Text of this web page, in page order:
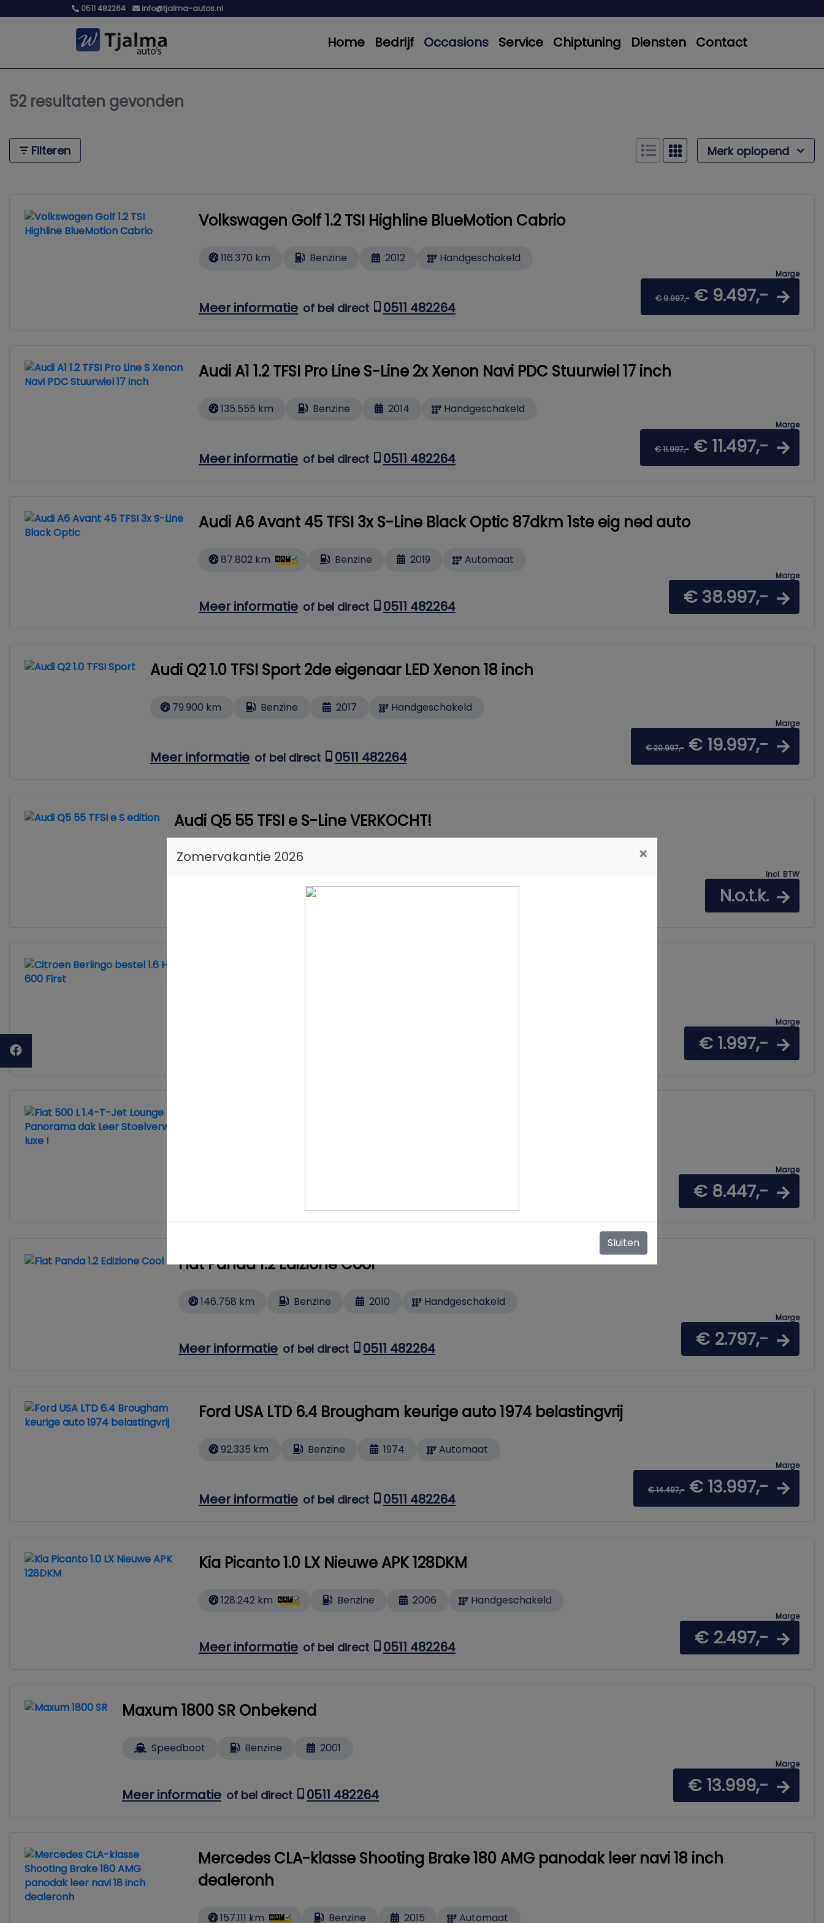
0511 482264 info@tjalma-autos.nl
Home Bedrijf Occasions Service Chiptuning Diensten Contact
52 resultaten gevonden
Filteren Merk oplopend
Volkswagen Golf 1.2 TSI Highline BlueMotion Cabrio
116.370 km Benzine 2012 Handgeschakeld
Meer informatie of bel direct 0511 482264
Marge
€ 9.997,- € 9.497,-
Audi A1 1.2 TFSI Pro Line S-Line 2x Xenon Navi PDC Stuurwiel 17 inch
135.555 km Benzine 2014 Handgeschakeld
Meer informatie of bel direct 0511 482264
Marge
€ 11.997,- € 11.497,-
Audi A6 Avant 45 TFSI 3x S-Line Black Optic 87dkm 1ste eig ned auto
87.802 km Benzine 2019 Automaat
Meer informatie of bel direct 0511 482264
Marge
€ 38.997,-
Audi Q2 1.0 TFSI Sport 2de eigenaar LED Xenon 18 inch
79.900 km Benzine 2017 Handgeschakeld
Meer informatie of bel direct 0511 482264
Marge
€ 20.997,- € 19.997,-
Audi Q5 55 TFSI e S-Line VERKOCHT!
Hybride 2021
Incl. BTW
N.o.t.k.
Marge
€ 1.997,-
Marge
€ 8.447,-
Fiat Panda 1.2 Edizione Cool
146.758 km Benzine 2010 Handgeschakeld
Meer informatie of bel direct 0511 482264
Marge
€ 2.797,-
Ford USA LTD 6.4 Brougham keurige auto 1974 belastingvrij
92.335 km Benzine 1974 Automaat
Meer informatie of bel direct 0511 482264
Marge
€ 14.497,- € 13.997,-
Kia Picanto 1.0 LX Nieuwe APK 128DKM
128.242 km Benzine 2006 Handgeschakeld
Meer informatie of bel direct 0511 482264
Marge
€ 2.497,-
Maxum 1800 SR Onbekend
Speedboot Benzine 2001
Meer informatie of bel direct 0511 482264
Marge
€ 13.999,-
Mercedes CLA-klasse Shooting Brake 180 AMG panodak leer navi 18 inch
dealeronh
157.111 km Benzine 2015 Automaat
Zomervakantie 2026 ×
Sluiten